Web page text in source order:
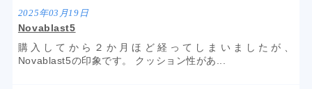
2025年03月19日
Novablast5
購入してから２か月ほど経ってしまいましたが、
Novablast5の印象です。 クッション性があ...